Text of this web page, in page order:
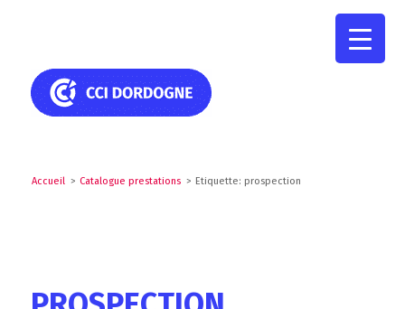
Accueil > Catalogue prestations > Etiquette: prospection